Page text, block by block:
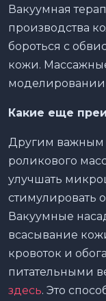
Вакуумная
производства
бороться с
кожи.
моделировании
Какие еще
Другим важным
роликового
улучшать
стимулировать
Вакуумные
всасывание
кровоток и
питательными
здесь. Это